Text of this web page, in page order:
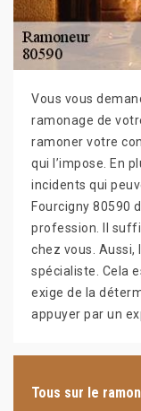
Vous vous
ramonage de
ramoner votre
qui l’impose. En
incidents qui
Fourcigny 80590
profession. Il
chez vous. Aussi,
spécialiste. Cela
exige de la
appuyer par un
Tous sur le